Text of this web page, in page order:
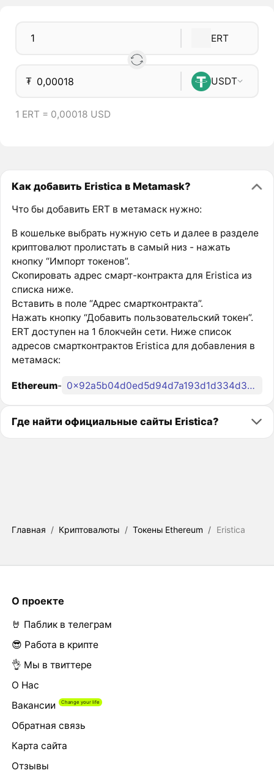
ERT
₮ USDT
1 ERT = 0,00018 USD
Как добавить Eristica в Metamask?
Что бы добавить ERT в метамаск нужно:
В кошельке выбрать нужную сеть и далее в разделе
криптовалют пролистать в самый низ - нажать
кнопку “Импорт токенов”.
Скопировать адрес смарт-контракта для Eristica из
списка ниже.
Вставить в поле “Адрес смартконтракта”.
Нажать кнопку “Добавить пользовательский токен”.
ERT доступен на 1 блокчейн сети. Ниже список
адресов смартконтрактов Eristica для добавления в
метамаск:
Ethereum- 0x92a5b04d0ed5d94d7a193d1d334d3d16996f4e13
Где найти официальные сайты Eristica?
Главная / Криптовалюты / Токены Ethereum / Eristica
О проекте
🤘 Паблик в телеграм
😎 Работа в крипте
👌 Мы в твиттере
О Нас
Вакансии
Обратная связь
Карта сайта
Отзывы